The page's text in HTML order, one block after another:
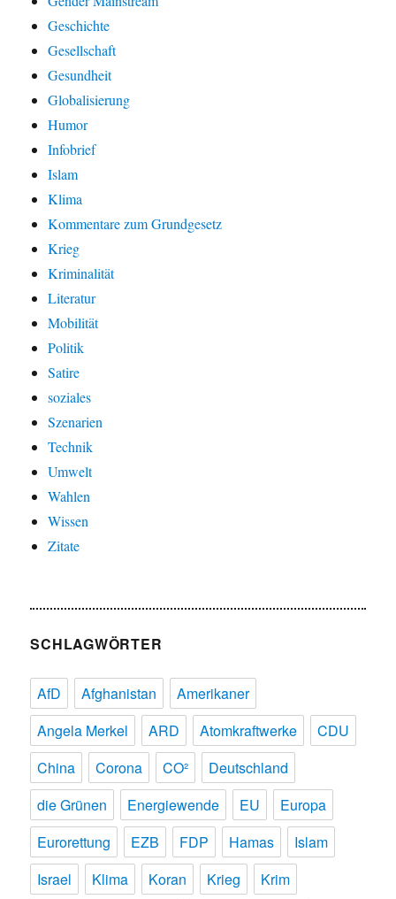
Geschichte
Gesellschaft
Gesundheit
Globalisierung
Humor
Infobrief
Islam
Klima
Kommentare zum Grundgesetz
Krieg
Kriminalität
Literatur
Mobilität
Politik
Satire
soziales
Szenarien
Technik
Umwelt
Wahlen
Wissen
Zitate
SCHLAGWÖRTER
AfD Afghanistan
Amerikaner
Angela Merkel
ARD Atomkraftwerke
CDU
China
Corona CO²
Deutschland
die Grünen
Energiewende EU
Europa
Eurorettung
EZB FDP Hamas
Islam
Israel
Klima Koran Krieg
Krim